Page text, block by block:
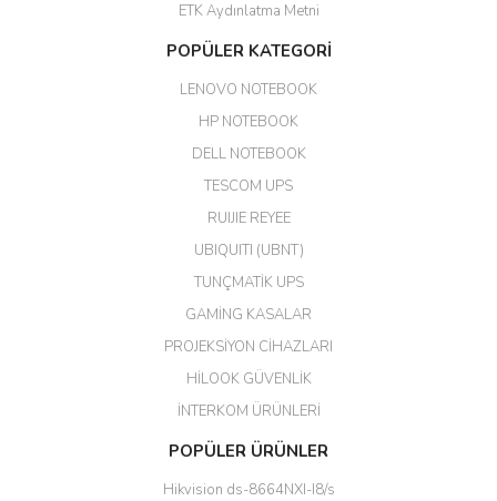
Aldığım ürün kapalı kutu teslim
edildi. Teşekkür ederim.
GÜRKAN KETHÜDAOĞLU |
Her şey için teşekkür ederim çok
Erdal Cingöz | 07/02/2026
Başarılı. Bu vasıfta bir ürünü bu
kadar uygun fiyata bulabilmek
büyük şans. Güvenliticaret
ETK Aydınlatma Metni
POPÜLER KATEGORİ
LENOVO NOTEBOOK
HP NOTEBOOK
DELL NOTEBOOK
TESCOM UPS
RUIJIE REYEE
UBIQUITI (UBNT)
TUNÇMATİK UPS
GAMİNG KASALAR
PROJEKSİYON CİHAZLARI
HİLOOK GÜVENLİK
İNTERKOM ÜRÜNLERİ
POPÜLER ÜRÜNLER
Hikvision ds-8664NXI-I8/s